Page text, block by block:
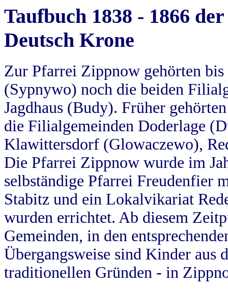
Taufbuch 1838 - 1866
Deutsch Krone
Zur Pfarrei Zippnow gehörten
(Sypnywo) noch die beiden
Jagdhaus (Budy). Früher
die Filialgemeinden Doderlage
Klawittersdorf (Glowaczewo),
Die Pfarrei Zippnow wurde im
selbständige Pfarrei Freudenfier
Stabitz und ein Lokalvikariat
wurden errichtet. Ab diesem
Gemeinden, in den
Übergangsweise sind Kinder aus
traditionellen Gründen - in